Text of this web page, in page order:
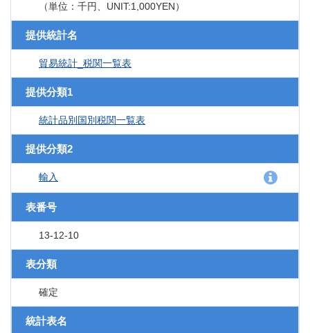
（単位：千円、UNIT:1,000YEN）
提供統計名
貿易統計_税関一覧表
提供分類1
統計品別国別税関一覧表
提供分類2
輸入
表番号
13-12-10
表分類
確定
統計表名